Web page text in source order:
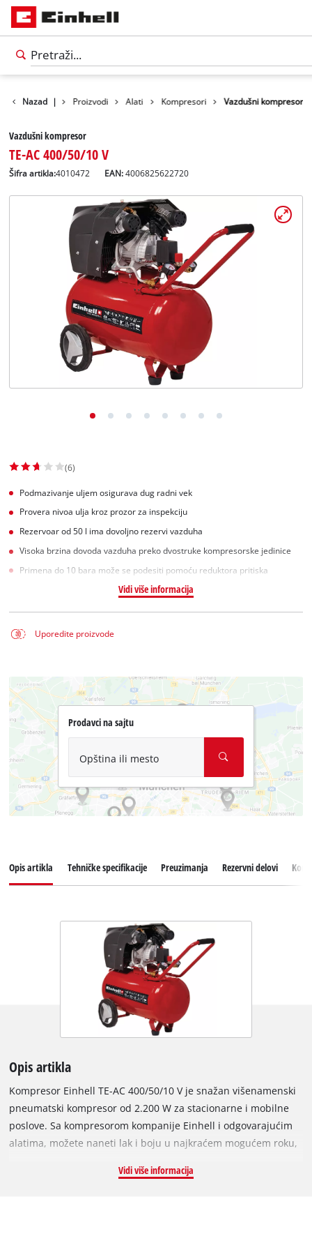
Српски
Nazad | Proizvodi Alati Kompresori Vazdušni kompresor
Vazdušni kompresor
TE-AC 400/50/10 V
Šifra artikla:4010472 EAN:4006825622720
(6)
Podmazivanje uljem osigurava dug radni vek
Provera nivoa ulja kroz prozor za inspekciju
Rezervoar od 50 l ima dovoljno rezervi vazduha
Visoka brzina dovoda vazduha preko dvostruke kompresorske jedinice
Primena do 10 bara može se podesiti pomoću reduktora pritiska
Vidi više informacija
Uporedite proizvode
Prodavci na sajtu
Opština ili mesto
Opis artikla Tehničke specifikacije Preuzimanja Rezervni delovi
Opis artikla
Kompresor Einhell TE-AC 400/50/10 V je snažan višenamenski
pneumatski kompresor od 2.200 W za stacionarne i mobilne
poslove. Sa kompresorom kompanije Einhell i odgovarajućim
alatima, možete naneti lak i boju u najkraćem mogućem roku,
vazdušne dušeke, izvršiti pranje ili peskarenje u radnom
Vidi više informacija